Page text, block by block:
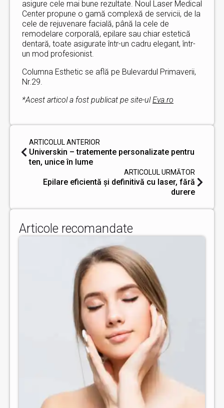
asigure cele mai bune rezultate. Noul Laser Medical
Center propune o gamă complexă de servicii, de la
cele de rejuvenare facială, până la cele de
remodelare corporală, epilare sau chiar estetică
dentară, toate asigurate într-un cadru elegant, într-
un mod profesionist.
Columna Esthetic se află pe Bulevardul Primaverii,
Nr.29.
*Acest articol a fost publicat pe site-ulEva.ro
ARTICOLUL ANTERIOR
Universkin – tratemente personalizate pentru
ten, unice în lume
ARTICOLUL URMĂTOR
Epilare eficientă şi definitivă cu laser, fără
durere
Articole recomandate